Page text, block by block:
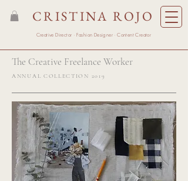
CRISTINA ROJO
Creative Director · Fashion Designer · Content Creator
The Creative Freelance Worker
ANNUAL COLLECTION 2019